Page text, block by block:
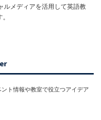
ルメディアを活用して英語教
ト情報や教室で役立つアイデア